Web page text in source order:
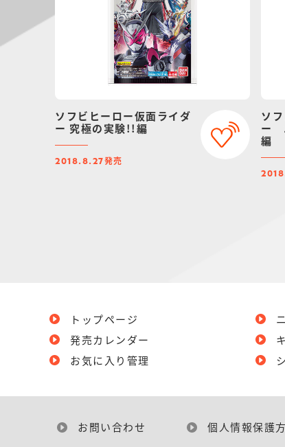
ソフビヒーロー仮面ライダ
ー 究極の実験!!編
2018.8.27 発売
ソ
ー
編
トップページ
発売カレンダー
お気に入り管理
お問い合わせ 個人情報保護